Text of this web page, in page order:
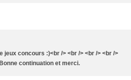
jeux concours :)<br /> <br /> <br /> <br />
continuation et merci.